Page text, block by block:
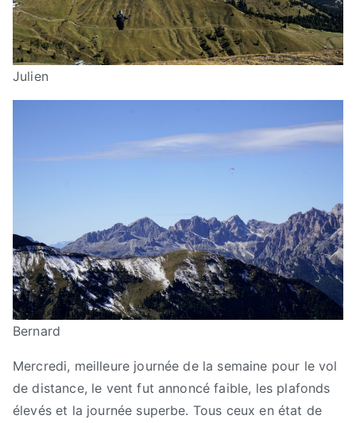
Julien
Bernard
Mercredi, meilleure journée de la semaine pour le vol
de distance, le vent fut annoncé faible, les plafonds
élevés et la journée superbe. Tous ceux en état de